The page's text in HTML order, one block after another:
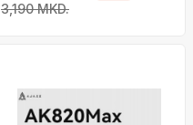
3,190 MKD.